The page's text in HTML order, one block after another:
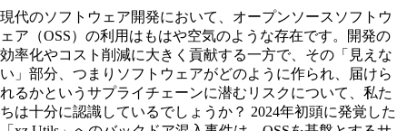
現代のソフトウェア開発において、オープンソースソフトウ
ェア（OSS）の利用はもはや空気のような存在です。開発の
効率化やコスト削減に大きく貢献する一方で、その「見えな
い」部分、つまりソフトウェアがどのように作られ、届けら
れるかというサプライチェーンに潜むリスクについて、私た
ちは十分に認識しているでしょうか？ 2024年初頭に発覚した